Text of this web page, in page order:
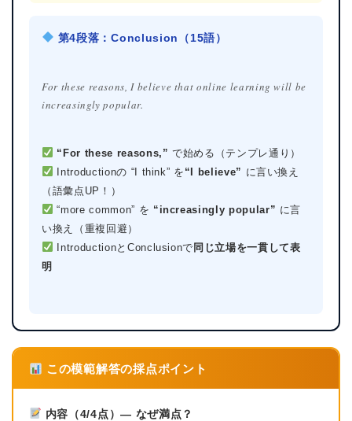
第4段落：Conclusion（15語）
For these reasons, I believe that online learning will be
increasingly popular.
“For these reasons,” で始める（テンプレ通り）
Introductionの “I think” を “I believe” に言い換え
（語彙点UP！）
“more common” を “increasingly popular” に言
い換え（重複回避）
IntroductionとConclusionで 同じ立場を一貫して表
明
この模範解答の採点ポイント
内容（4/4点）— なぜ満点？